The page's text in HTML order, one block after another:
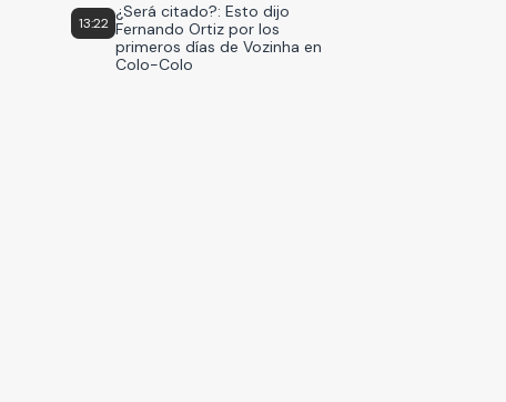
13:22
¿Será citado?: Esto dijo
Fernando Ortiz por los
primeros días de Vozinha en
Colo-Colo